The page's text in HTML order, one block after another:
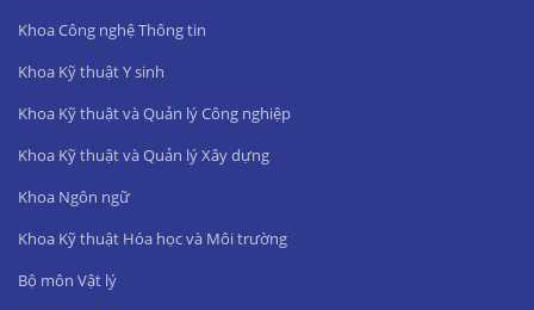
Khoa Công nghệ Thông tin
Khoa Kỹ thuật Y sinh
Khoa Kỹ thuật và Quản lý Công nghiệp
Khoa Kỹ thuật và Quản lý Xây dựng
Khoa Ngôn ngữ
Khoa Kỹ thuật Hóa học và Môi trường
Bộ môn Vật lý